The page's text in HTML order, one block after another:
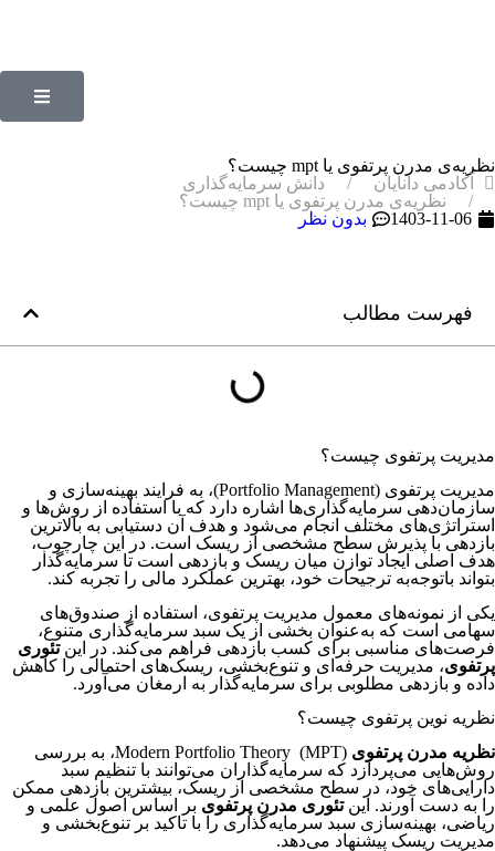
نظریه‌ی مدرن پرتفوی یا mpt چیست؟
آکادمی دانایان
دانش سرمایه‌گذاری
نظریه‌ی مدرن پرتفوی یا mpt چیست؟
1403-11-06
بدون نظر
فهرست مطالب
مدیریت پرتفوی چیست؟
مدیریت پرتفوی (Portfolio Management)، به فرایند بهینه‌سازی و
سازمان‌دهی سرمایه‌گذاری‌ها اشاره دارد که با استفاده از روش‌ها و
استراتژی‌های مختلف انجام می‌شود و هدف آن دستیابی به بالاترین
بازدهی با پذیرش سطح مشخصی از ریسک است. در این چارچوب،
هدف اصلی ایجاد توازن میان ریسک و بازدهی است تا سرمایه‌گذار
بتواند با‌توجه‌به ترجیحات خود، بهترین عملکرد مالی را تجربه کند.
یکی از نمونه‌های معمول مدیریت پرتفوی، استفاده از صندوق‌های
سهامی است که به‌عنوان بخشی از یک سبد سرمایه‌گذاری متنوع،
فرصت‌های مناسبی برای کسب بازدهی فراهم می‌کند. در اینتئوری
پرتفوی، مدیریت حرفه‌ای و تنوع‌بخشی، ریسک‌های احتمالی را کاهش
داده و بازدهی مطلوبی برای سرمایه‌گذار به ارمغان می‌آورد.
نظریه نوین پرتفوی چیست؟
نظریه مدرن پرتفوی
(MPT) Modern Portfolio Theory، به بررسی
روش‌هایی می‌پردازد که سرمایه‌گذاران می‌توانند با تنظیم سبد
دارایی‌های خود، در سطح مشخصی از ریسک، بیشترین بازدهی ممکن
را به دست آورند. اینتئوری مدرن پرتفوی بر اساس اصول علمی و
ریاضی، بهینه‌سازی سبد سرمایه‌گذاری را با تاکید بر تنوع‌بخشی و
مدیریت ریسک پیشنهاد می‌دهد.